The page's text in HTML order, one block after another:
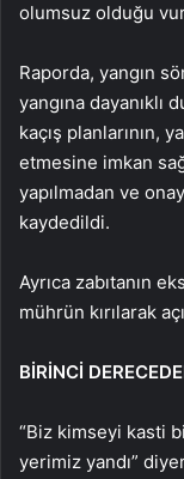
olumsuz olduğu
Raporda, yangın
yangına dayanıklı
kaçış planlarının,
etmesine imkan
yapılmadan ve
kaydedildi.
Ayrıca zabıtanın
mührün kırılarak
BİRİNCİ
“Biz kimseyi kasti
yerimiz yandı”